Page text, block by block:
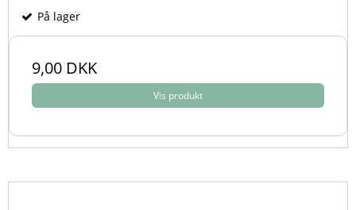
På lager
9,00 DKK
Vis produkt